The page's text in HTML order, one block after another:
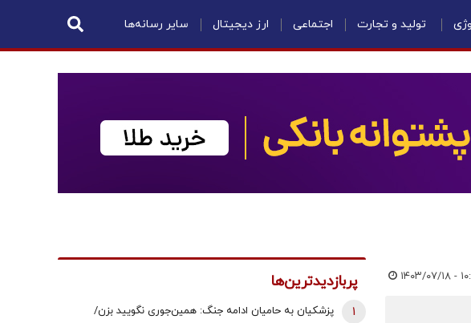
تولید و تجارت اجتماعی ارز دیجیتال سایر رسانه‌ها
۰۷/۱۸ - ۱۰:۲۵ پربازدیدترین‌ها
پزشکیان به حامیان ادامه جنگ: همین‌جوری نگویید بزن/
1